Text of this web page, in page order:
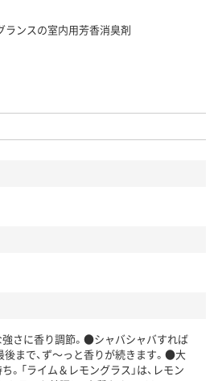
ンスの室内用芳香消臭剤
さに香り調節。●シャバシャバすれば
まで、ず～っと香りが続きます。●大
。「ライム＆レモングラス」は、レモン